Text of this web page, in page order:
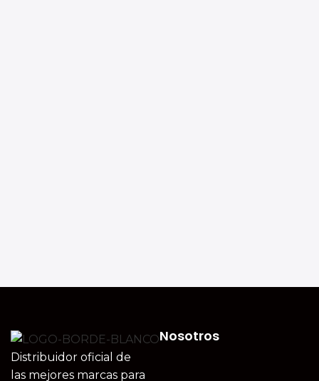
Distribuidor oficial de
las mejores marcas para
Nosotros